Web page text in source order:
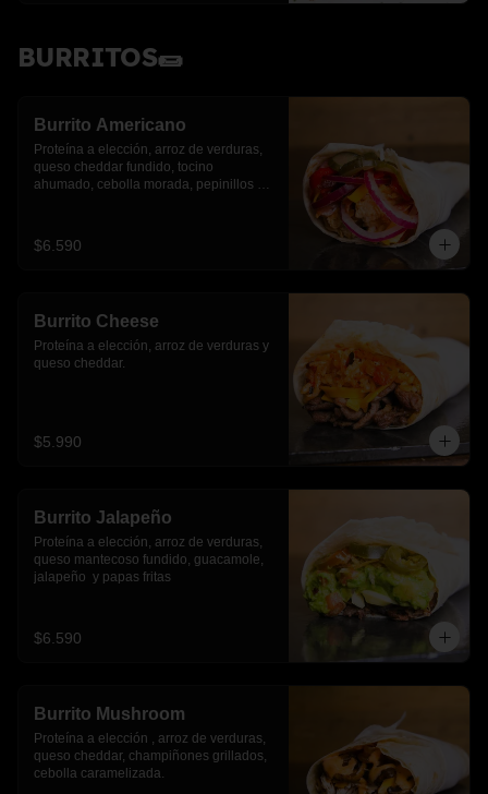
BURRITOS🌯
Burrito Americano
Proteína a elección, arroz de verduras,
queso cheddar fundido, tocino
ahumado, cebolla morada, pepinillos y
$6.590
Burrito Cheese
Proteína a elección, arroz de verduras y
queso cheddar.
$5.990
Burrito Jalapeño
Proteína a elección, arroz de verduras,
queso mantecoso fundido, guacamole,
jalapeño  y papas fritas
$6.590
Burrito Mushroom
Proteína a elección , arroz de verduras,
queso cheddar, champiñones grillados,
cebolla caramelizada.